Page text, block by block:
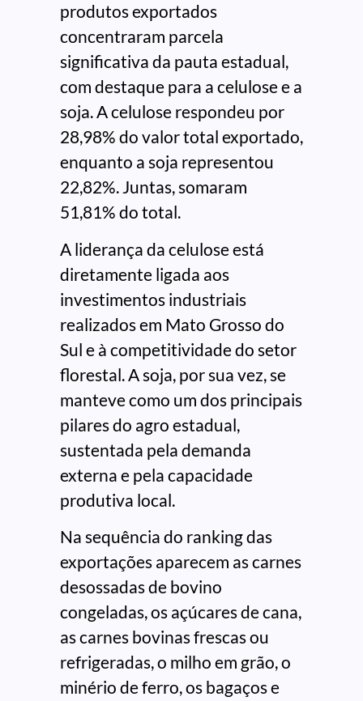
produtos exportados
concentraram parcela
significativa da pauta estadual,
com destaque para a celulose e a
soja. A celulose respondeu por
28,98% do valor total exportado,
enquanto a soja representou
22,82%. Juntas, somaram
51,81% do total.
A liderança da celulose está
diretamente ligada aos
investimentos industriais
realizados em Mato Grosso do
Sul e à competitividade do setor
florestal. A soja, por sua vez, se
manteve como um dos principais
pilares do agro estadual,
sustentada pela demanda
externa e pela capacidade
produtiva local.
Na sequência do ranking das
exportações aparecem as carnes
desossadas de bovino
congeladas, os açúcares de cana,
as carnes bovinas frescas ou
refrigeradas, o milho em grão, o
minério de ferro, os bagaços e